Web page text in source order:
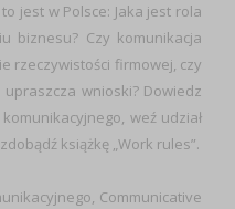
jest w Polsce: Jaka jest rola
biznesu? Czy komunikacja
rzeczywistości firmowej, czy
wnioski? Dowiedz
weź udział
książkę „Work rules”.
Communicative